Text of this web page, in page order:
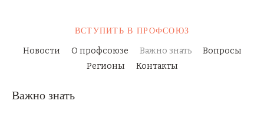
ВСТУПИТЬ В ПРОФСОЮЗ
Новости О профсоюзе Важно знать
Вопросы
Регионы
Контакты
Важно знать